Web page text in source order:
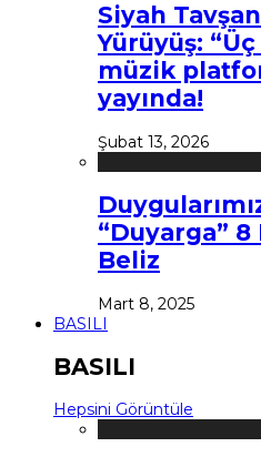
Siyah
Yürüyüş:
müzik
yayında!
Şubat 13, 2026
“Duyarga”
Beliz
Mart 8, 2025
BASILI
BASILI
Hepsini Görüntüle